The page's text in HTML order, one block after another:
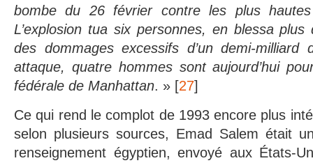
bombe du 26 février contre les plus
L’explosion tua six personnes, en blessa
des dommages excessifs d’un demi-
attaque, quatre hommes sont aujourd’hui
fédérale de Manhattan. » [27]
Ce qui rend le complot de 1993 encore plus
selon plusieurs sources, Emad Salem était
renseignement égyptien, envoyé aux États-